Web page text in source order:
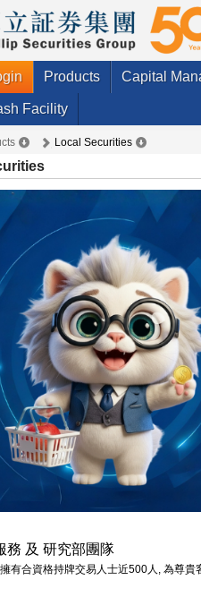
Products Capital
Facility
Local Securities
務 及 研究部團隊
有合資格持牌交易人士近500人, 為尊